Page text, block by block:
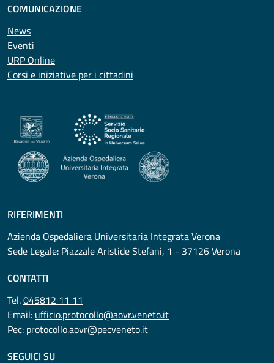
COMUNICAZIONE
News
Eventi
URP Online
Corsi e iniziative per i cittadini
RIFERIMENTI
Azienda Ospedaliera Universitaria Integrata Verona
Sede Legale: Piazzale Aristide Stefani, 1 - 37126 Verona
CONTATTI
Tel.045812 11 11
Email: ufficio.protocollo@aovr.veneto.it
Pec: protocollo.aovr@pecveneto.it
SEGUICI SU